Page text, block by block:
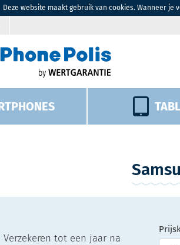
Deze website maakt gebruik van cookies. Wanneer
Verzekeren tot een jaar na